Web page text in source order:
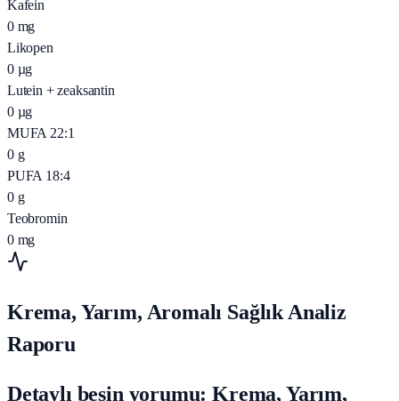
Kafein
0 mg
Likopen
0 µg
Lutein + zeaksantin
0 µg
MUFA 22:1
0 g
PUFA 18:4
0 g
Teobromin
0 mg
Krema, Yarım, Aromalı Sağlık Analiz
Raporu
Detaylı besin yorumu: Krema, Yarım,